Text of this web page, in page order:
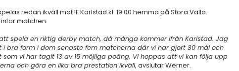
redan ikväll mot IF Karlstad kl. 19:00 hemma på Stora Valla.
matchen:
spela en riktig derby match, då många kommer ifrån Karlstad. Jag
i bra form i dom senaste fem matcherna där vi har gjort 30 mål och
vi har tagit 13 av 15 möjliga poäng. Vi hoppas att vi kan följa upp
och göra en lika bra prestation ikväll, avslutar Werner.